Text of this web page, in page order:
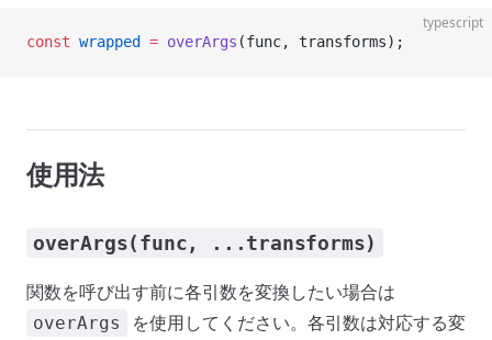
typescript
const wrapped = overArgs (func, transforms);
使用法
overArgs(func, ...transforms)
関数を呼び出す前に各引数を変換したい場合は
overArgs
を使用してください。各引数は対応する変